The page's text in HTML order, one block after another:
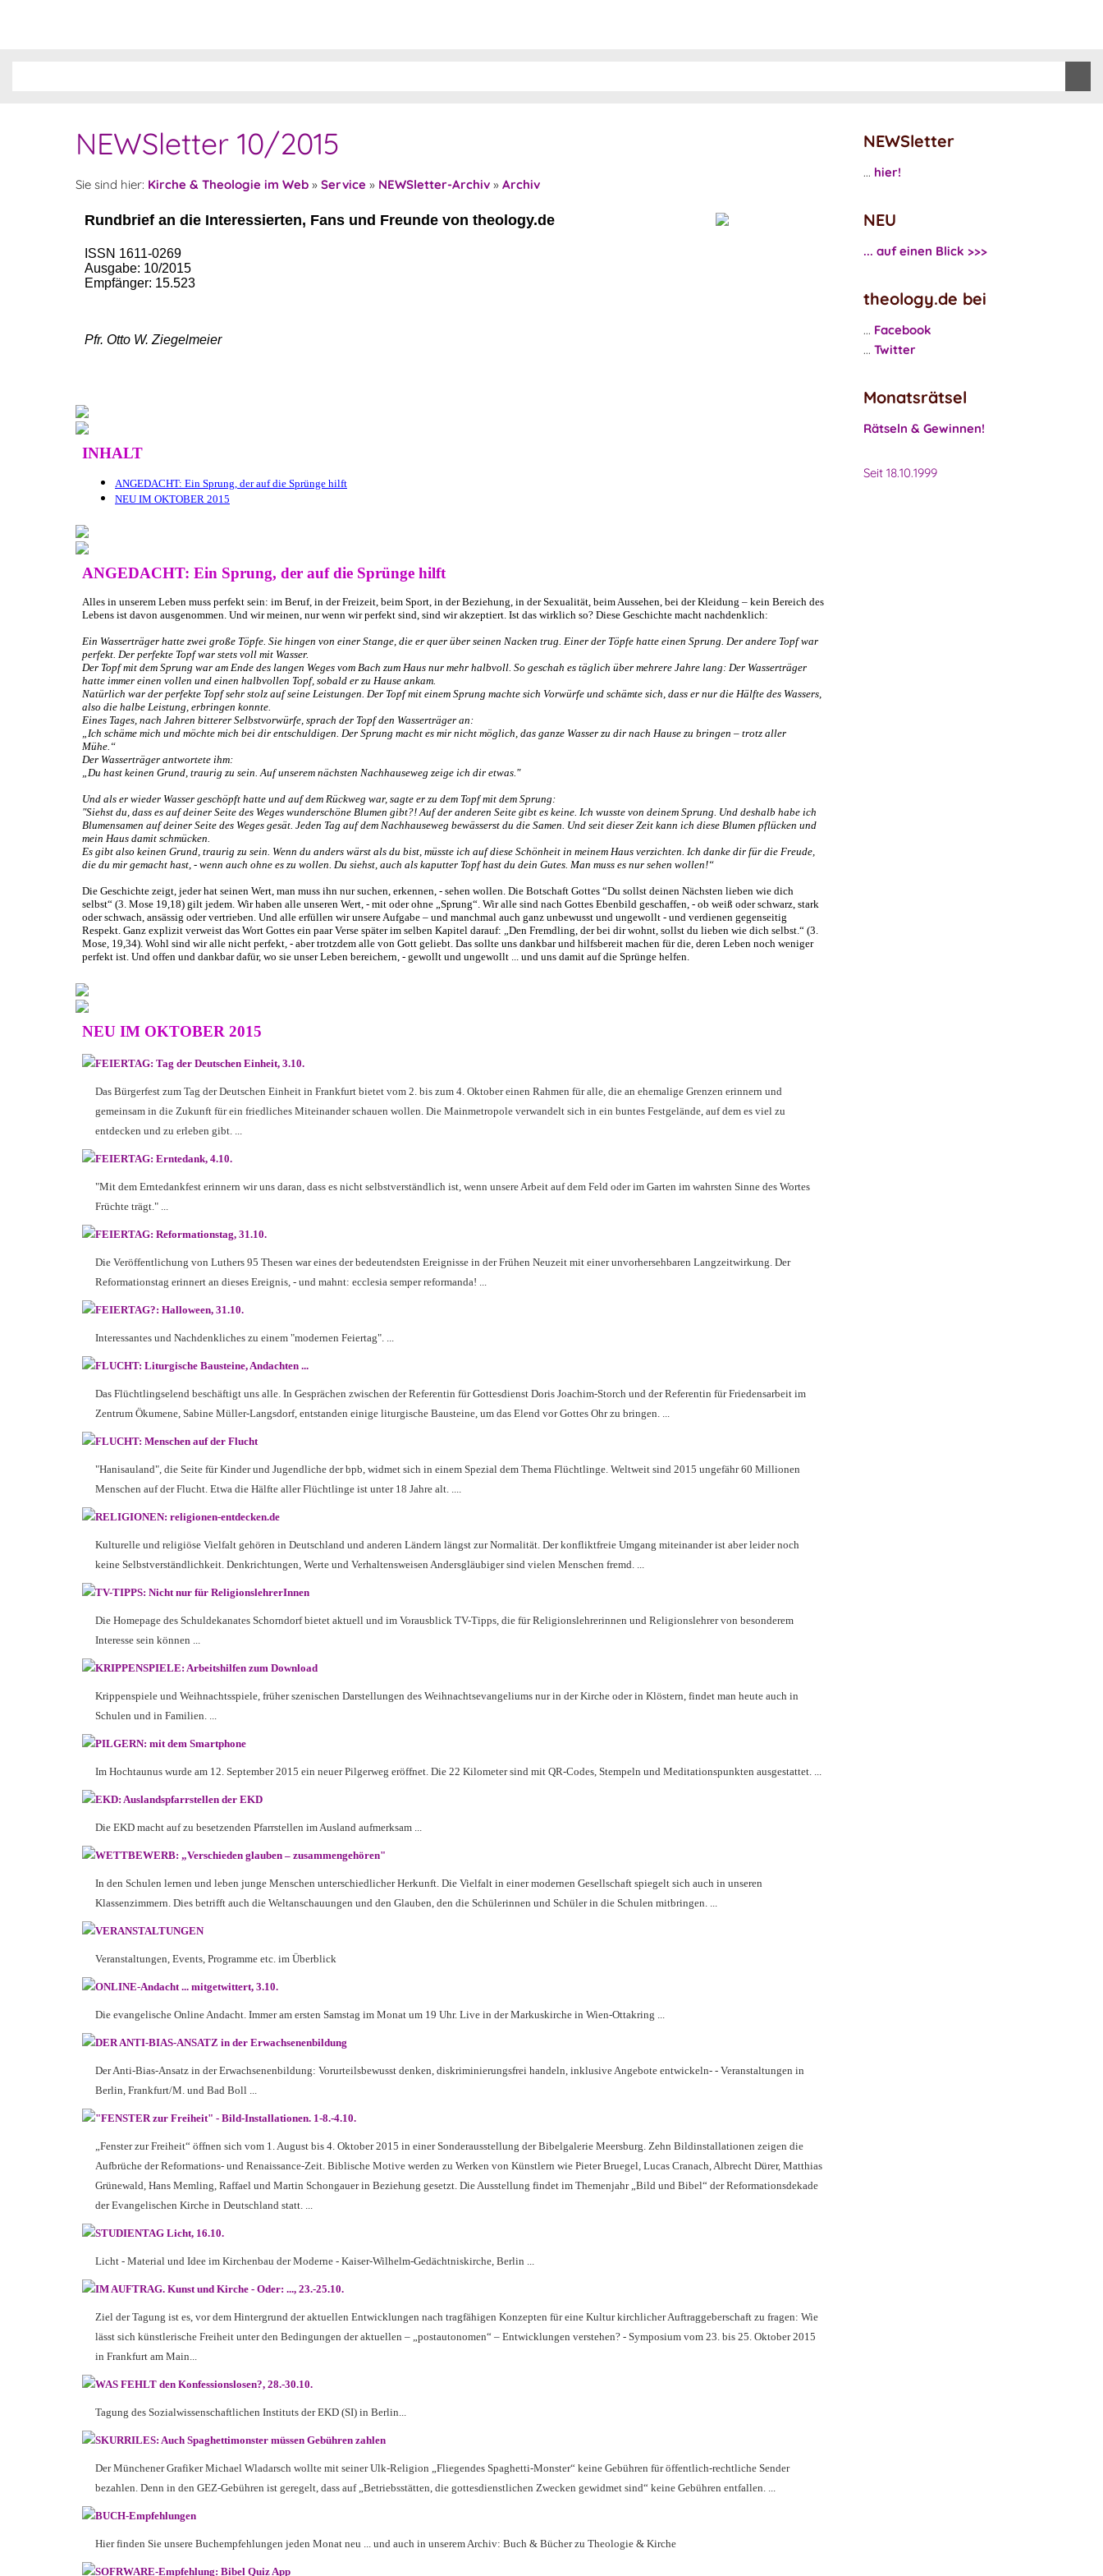
NEWSletter 10/2015
Sie sind hier: Kirche & Theologie im Web » Service » NEWSletter-Archiv » Archiv
Rundbrief an die Interessierten, Fans und Freunde von theology.de
ISSN 1611-0269
Ausgabe: 10/2015
Empfänger: 15.523
Pfr. Otto W. Ziegelmeier
INHALT
ANGEDACHT: Ein Sprung, der auf die Sprünge hilft
NEU IM OKTOBER 2015
ANGEDACHT: Ein Sprung, der auf die Sprünge hilft
Alles in unserem Leben muss perfekt sein: im Beruf, in der Freizeit, beim Sport, in der Beziehung, in der Sexualität, beim Aussehen, bei der Kleidung – kein Bereich des
Lebens ist davon ausgenommen. Und wir meinen, nur wenn wir perfekt sind, sind wir akzeptiert. Ist das wirklich so? Diese Geschichte macht nachdenklich:
Ein Wasserträger hatte zwei große Töpfe. Sie hingen von einer Stange, die er quer über seinen Nacken trug. Einer der Töpfe hatte einen Sprung. Der andere Topf war
perfekt. Der perfekte Topf war stets voll mit Wasser.
Der Topf mit dem Sprung war am Ende des langen Weges vom Bach zum Haus nur mehr halbvoll. So geschah es täglich über mehrere Jahre lang: Der Wasserträger
hatte immer einen vollen und einen halbvollen Topf, sobald er zu Hause ankam.
Natürlich war der perfekte Topf sehr stolz auf seine Leistungen. Der Topf mit einem Sprung machte sich Vorwürfe und schämte sich, dass er nur die Hälfte des Wassers,
also die halbe Leistung, erbringen konnte.
Eines Tages, nach Jahren bitterer Selbstvorwürfe, sprach der Topf den Wasserträger an:
„Ich schäme mich und möchte mich bei dir entschuldigen. Der Sprung macht es mir nicht möglich, das ganze Wasser zu dir nach Hause zu bringen – trotz aller
Mühe.“
Der Wasserträger antwortete ihm:
„Du hast keinen Grund, traurig zu sein. Auf unserem nächsten Nachhauseweg zeige ich dir etwas."
Und als er wieder Wasser geschöpft hatte und auf dem Rückweg war, sagte er zu dem Topf mit dem Sprung:
"Siehst du, dass es auf deiner Seite des Weges wunderschöne Blumen gibt?! Auf der anderen Seite gibt es keine. Ich wusste von deinem Sprung. Und deshalb habe ich
Blumensamen auf deiner Seite des Weges gesät. Jeden Tag auf dem Nachhauseweg bewässerst du die Samen. Und seit dieser Zeit kann ich diese Blumen pflücken und
mein Haus damit schmücken.
Es gibt also keinen Grund, traurig zu sein. Wenn du anders wärst als du bist, müsste ich auf diese Schönheit in meinem Haus verzichten. Ich danke dir für die Freude,
die du mir gemacht hast, - wenn auch ohne es zu wollen. Du siehst, auch als kaputter Topf hast du dein Gutes. Man muss es nur sehen wollen!“
Die Geschichte zeigt, jeder hat seinen Wert, man muss ihn nur suchen, erkennen, - sehen wollen. Die Botschaft Gottes “Du sollst deinen Nächsten lieben wie dich
selbst“ (3. Mose 19,18) gilt jedem. Wir haben alle unseren Wert, - mit oder ohne „Sprung“. Wir alle sind nach Gottes Ebenbild geschaffen, - ob weiß oder schwarz, stark
oder schwach, ansässig oder vertrieben. Und alle erfüllen wir unsere Aufgabe – und manchmal auch ganz unbewusst und ungewollt - und verdienen gegenseitig
Respekt. Ganz explizit verweist das Wort Gottes ein paar Verse später im selben Kapitel darauf: „Den Fremdling, der bei dir wohnt, sollst du lieben wie dich selbst.“ (3.
Mose, 19,34). Wohl sind wir alle nicht perfekt, - aber trotzdem alle von Gott geliebt. Das sollte uns dankbar und hilfsbereit machen für die, deren Leben noch weniger
perfekt ist. Und offen und dankbar dafür, wo sie unser Leben bereichern, - gewollt und ungewollt ... und uns damit auf die Sprünge helfen.
NEU IM OKTOBER 2015
FEIERTAG: Tag der Deutschen Einheit, 3.10.
Das Bürgerfest zum Tag der Deutschen Einheit in Frankfurt bietet vom 2. bis zum 4. Oktober einen Rahmen für alle, die an ehemalige Grenzen erinnern und
gemeinsam in die Zukunft für ein friedliches Miteinander schauen wollen. Die Mainmetropole verwandelt sich in ein buntes Festgelände, auf dem es viel zu
entdecken und zu erleben gibt. ...
FEIERTAG: Erntedank, 4.10.
"Mit dem Erntedankfest erinnern wir uns daran, dass es nicht selbstverständlich ist, wenn unsere Arbeit auf dem Feld oder im Garten im wahrsten Sinne des Wortes
Früchte trägt." ...
FEIERTAG: Reformationstag, 31.10.
Die Veröffentlichung von Luthers 95 Thesen war eines der bedeutendsten Ereignisse in der Frühen Neuzeit mit einer unvorhersehbaren Langzeitwirkung. Der
Reformationstag erinnert an dieses Ereignis, - und mahnt: ecclesia semper reformanda! ...
FEIERTAG?: Halloween, 31.10.
Interessantes und Nachdenkliches zu einem "modernen Feiertag". ...
FLUCHT: Liturgische Bausteine, Andachten ...
Das Flüchtlingselend beschäftigt uns alle. In Gesprächen zwischen der Referentin für Gottesdienst Doris Joachim-Storch und der Referentin für Friedensarbeit im
Zentrum Ökumene, Sabine Müller-Langsdorf, entstanden einige liturgische Bausteine, um das Elend vor Gottes Ohr zu bringen. ...
FLUCHT: Menschen auf der Flucht
"Hanisauland", die Seite für Kinder und Jugendliche der bpb, widmet sich in einem Spezial dem Thema Flüchtlinge. Weltweit sind 2015 ungefähr 60 Millionen
Menschen auf der Flucht. Etwa die Hälfte aller Flüchtlinge ist unter 18 Jahre alt. ....
RELIGIONEN: religionen-entdecken.de
Kulturelle und religiöse Vielfalt gehören in Deutschland und anderen Ländern längst zur Normalität. Der konfliktfreie Umgang miteinander ist aber leider noch
keine Selbstverständlichkeit. Denkrichtungen, Werte und Verhaltensweisen Andersgläubiger sind vielen Menschen fremd. ...
TV-TIPPS: Nicht nur für ReligionslehrerInnen
Die Homepage des Schuldekanates Schorndorf bietet aktuell und im Vorausblick TV-Tipps, die für Religionslehrerinnen und Religionslehrer von besonderem
Interesse sein können ...
KRIPPENSPIELE: Arbeitshilfen zum Download
Krippenspiele und Weihnachtsspiele, früher szenischen Darstellungen des Weihnachtsevangeliums nur in der Kirche oder in Klöstern, findet man heute auch in
Schulen und in Familien. ...
PILGERN: mit dem Smartphone
Im Hochtaunus wurde am 12. September 2015 ein neuer Pilgerweg eröffnet. Die 22 Kilometer sind mit QR-Codes, Stempeln und Meditationspunkten ausgestattet. ...
EKD: Auslandspfarrstellen der EKD
Die EKD macht auf zu besetzenden Pfarrstellen im Ausland aufmerksam ...
WETTBEWERB: „Verschieden glauben – zusammengehören"
In den Schulen lernen und leben junge Menschen unterschiedlicher Herkunft. Die Vielfalt in einer modernen Gesellschaft spiegelt sich auch in unseren
Klassenzimmern. Dies betrifft auch die Weltanschauungen und den Glauben, den die Schülerinnen und Schüler in die Schulen mitbringen. ...
VERANSTALTUNGEN
Veranstaltungen, Events, Programme etc. im Überblick
ONLINE-Andacht ... mitgetwittert, 3.10.
Die evangelische Online Andacht. Immer am ersten Samstag im Monat um 19 Uhr. Live in der Markuskirche in Wien-Ottakring ...
DER ANTI-BIAS-ANSATZ in der Erwachsenenbildung
Der Anti-Bias-Ansatz in der Erwachsenenbildung: Vorurteilsbewusst denken, diskriminierungsfrei handeln, inklusive Angebote entwickeln- - Veranstaltungen in
Berlin, Frankfurt/M. und Bad Boll ...
"FENSTER zur Freiheit" - Bild-Installationen. 1-8.-4.10.
„Fenster zur Freiheit“ öffnen sich vom 1. August bis 4. Oktober 2015 in einer Sonderausstellung der Bibelgalerie Meersburg. Zehn Bildinstallationen zeigen die
Aufbrüche der Reformations- und Renaissance-Zeit. Biblische Motive werden zu Werken von Künstlern wie Pieter Bruegel, Lucas Cranach, Albrecht Dürer, Matthias
Grünewald, Hans Memling, Raffael und Martin Schongauer in Beziehung gesetzt. Die Ausstellung findet im Themenjahr „Bild und Bibel“ der Reformationsdekade
der Evangelischen Kirche in Deutschland statt. ...
STUDIENTAG Licht, 16.10.
Licht - Material und Idee im Kirchenbau der Moderne - Kaiser-Wilhelm-Gedächtniskirche, Berlin ...
IM AUFTRAG. Kunst und Kirche - Oder: ..., 23.-25.10.
Ziel der Tagung ist es, vor dem Hintergrund der aktuellen Entwicklungen nach tragfähigen Konzepten für eine Kultur kirchlicher Auftraggeberschaft zu fragen: Wie
lässt sich künstlerische Freiheit unter den Bedingungen der aktuellen – „postautonomen“ – Entwicklungen verstehen? - Symposium vom 23. bis 25. Oktober 2015
in Frankfurt am Main...
WAS FEHLT den Konfessionslosen?, 28.-30.10.
Tagung des Sozialwissenschaftlichen Instituts der EKD (SI) in Berlin...
SKURRILES: Auch Spaghettimonster müssen Gebühren zahlen
Der Münchener Grafiker Michael Wladarsch wollte mit seiner Ulk-Religion „Fliegendes Spaghetti-Monster“ keine Gebühren für öffentlich-rechtliche Sender
bezahlen. Denn in den GEZ-Gebühren ist geregelt, dass auf „Betriebsstätten, die gottesdienstlichen Zwecken gewidmet sind“ keine Gebühren entfallen. ...
BUCH-Empfehlungen
Hier finden Sie unsere Buchempfehlungen jeden Monat neu ... und auch in unserem Archiv: Buch & Bücher zu Theologie & Kirche
SOFRWARE-Empfehlung: Bibel Quiz App
NEWSletter
... hier!
NEU
... auf einen Blick >>>
theology.de bei
... Facebook
... Twitter
Monatsrätsel
Rätseln & Gewinnen!
Seit 18.10.1999